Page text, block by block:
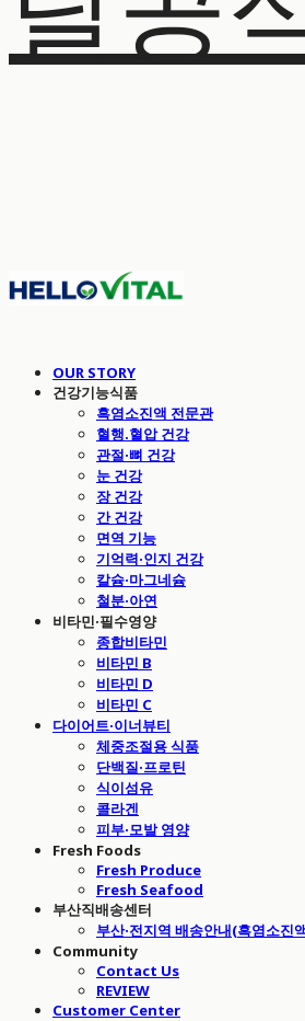
OUR STORY
건강기능식품
흑염소진액 전문관
혈행.혈압 건강
관절·뼈 건강
눈 건강
장 건강
간 건강
면역 기능
기억력·인지 건강
칼슘·마그네슘
철분·아연
비타민·필수영양
종합비타민
비타민 B
비타민 D
비타민 C
다이어트·이너뷰티
체중조절용 식품
단백질·프로틴
식이섬유
콜라겐
피부·모발 영양
Fresh Foods
Fresh Produce
Fresh Seafood
부산직배송센터
부산·전지역 배송안내(흑염소진
Community
Contact Us
REVIEW
Customer Center